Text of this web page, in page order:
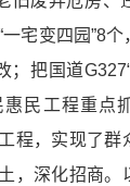
宅变四园”8
；把国道
惠民工程重点
程，实现了群
，深化招商。